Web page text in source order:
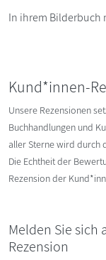
In ihrem Bilderbuch
Kund*innen-
Unsere Rezensionen
Buchhandlungen und
aller Sterne wird durch
Die Echtheit der
Rezension der
Melden Sie sich
Rezension